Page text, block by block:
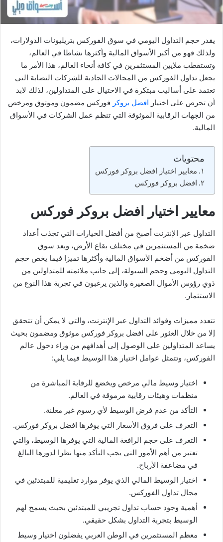
يقدر حجم التداول اليومي في سوق الفوركس بتريليونات الدولارات،
ولذلك فهو من أكبر الأسواق المالية وأكثرها نشاطا في العالم،
وتستقطب ملايين المستثمرين في كافة أنحاء العالم، هذا الأمر ما
يجعل تداول الفوركس من المجالات الجاذبة للشركات النصابة التي
تعتمد على أساليب مبتكرة في الاحتيال على المتداولين، لذلك لابد
أن تحرص على اختيار افضل بروكر فوركس مضمون وموثوق ومرخص
من الجهات الرقابية الموثوقة التي تنظم عمل الشركات في الأسواق
المالية.
محتويات
معايير اختيار افضل بروكر فوركس
افضل بروكر فوركس
معايير اختيار افضل بروكر فوركس
التداول عبر الإنترنت أصبح من أفضل الخيارات التي تجذب أعداد
ضخمة من المستثمرين في مختلف بقاع الأرض، ويعد سوق
الفوركس من أضخم الأسواق المالية وأكثرها تميزا فيما يخص حجم
التداول اليومي وحجم السيولة، إلى جانب ملائمته للمتداولين من
ذوي رؤوس الأموال الصغيرة والذين يرغبون في تجربة هذا النوع من
الاستثمار.
تتعدد مميزات وفوائد التداول عبر الإنترنت، والتي لا يمكن أن تتحقق
إلا من خلال العثور على افضل بروكر فوركس موثوق ومضمون بحيث
يساعد المتداولين على الوصول إلى أهدافهم من وراء دخول عالم
الفوركس، وتتمثل عوامل اختيار هذا الوسيط فيما يلي:
اختيار وسيط مالي مرخص ويخضع للرقابة المباشرة من
منظمات وهيئات رقابية مرموقة في العالم.
التأكد من عدم فرض الوسيط لأي رسوم غير معلنة.
التعرف على فروق الأسعار التي يوفرها افضل بروكر فوركس.
التعرف على حجم الرافعة المالية التي يوفرها الوسيط، والتي
تعتبر من أهم الأمور التي يجب التأكد منها نظرا لدورها البالغ
في مضاعفة الأرباح.
اختيار الوسيط المالي الذي يوفر موارد تعليمية للمبتدئين في
مجال تداول الفوركس.
أهمية وجود حساب تداول تجريبي للمبتدئين بحيث يسمح لهم
الوسيط بتجربة التداول بشكل حقيقي.
معظم المستثمرين في الوطن العربي يفضلون اختيار وسيط